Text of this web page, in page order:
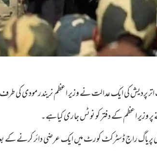
اتر پردیش کی ایک عدالت نے وزیر اعظم نریندر مودی
وزیر اعظم کے دفتر کو نوٹس جاری کیاہے۔
پریاگ راج ڈسٹرکٹ کورٹ میں ایک عرضی دائر کرنے کے